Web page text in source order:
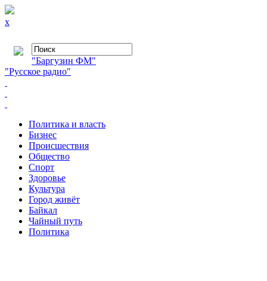
x
"Баргузин ФМ"
"Русское радио"
Политика и власть
Бизнес
Происшествия
Общество
Cпорт
Здоровье
Культура
Город живёт
Байкал
Чайный путь
Политика